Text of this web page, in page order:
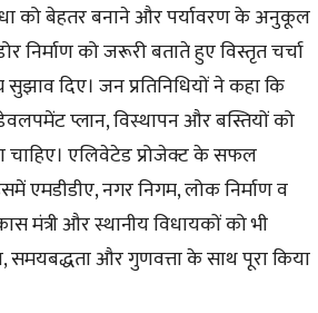
को बेहतर बनाने और पर्यावरण के अनुकूल
निर्माण को जरूरी बताते हुए विस्तृत चर्चा
दिए। जन प्रतिनिधियों ने कहा कि
प्लान, विस्थापन और बस्तियों को
चाहिए। एलिवेटेड प्रोजेक्ट के सफल
एमडीडीए, नगर निगम, लोक निर्माण व
मंत्री और स्थानीय विधायकों को भी
समयबद्धता और गुणवत्ता के साथ पूरा किया